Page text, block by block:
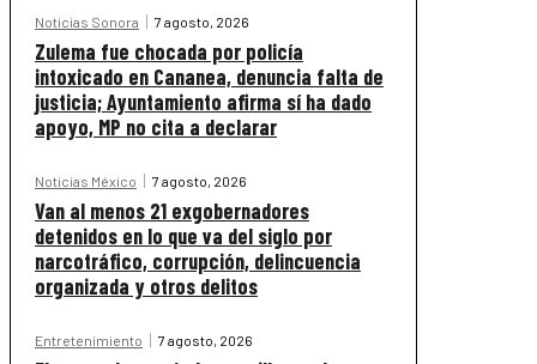
Noticias Sonora 7 agosto, 2026
Zulema fue chocada por policía
intoxicado en Cananea, denuncia falta de
justicia; Ayuntamiento afirma sí ha dado
apoyo, MP no cita a declarar
Noticias México 7 agosto, 2026
Van al menos 21 exgobernadores
detenidos en lo que va del siglo por
narcotráfico, corrupción, delincuencia
organizada y otros delitos
Entretenimiento 7 agosto, 2026